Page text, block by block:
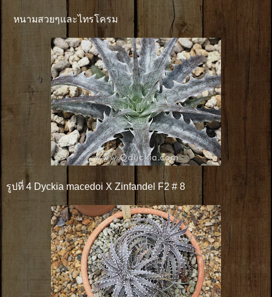
หนามสวยๆและไทรโครม
รูปที่ 4 Dyckia macedoi X Zinfandel F2 # 8